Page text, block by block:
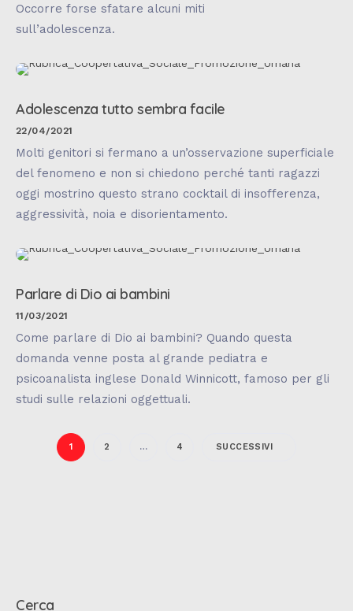
Occorre forse sfatare alcuni miti
sull’adolescenza.
Adolescenza tutto sembra facile
22/04/2021
Molti genitori si fermano a un’osservazione superficiale
del fenomeno e non si chiedono perché tanti ragazzi
oggi mostrino questo strano cocktail di insofferenza,
aggressività, noia e disorientamento.
Parlare di Dio ai bambini
11/03/2021
Come parlare di Dio ai bambini? Quando questa
domanda venne posta al grande pediatra e
psicoanalista inglese Donald Winnicott, famoso per gli
studi sulle relazioni oggettuali.
1 2 … 4 SUCCESSIVI
Cerca